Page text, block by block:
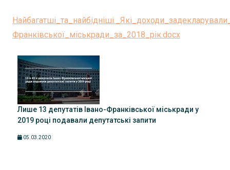
Франківської_міськради_за_2018_рік.docx
Лише 13 депутатів Івано-Франківської міськради у
2019 році подавали депутатські запити
05.03.2020